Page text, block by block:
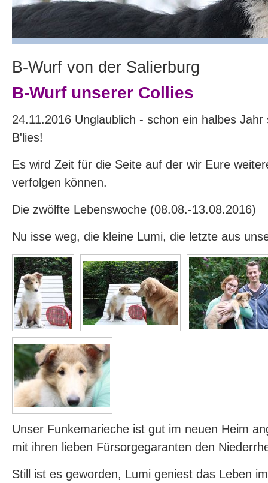
B-Wurf von der Salierburg
B-Wurf unserer Collies
24.11.2016 Unglaublich - schon ein halbes
B'lies!
Es wird Zeit für die Seite auf der wir Eure
verfolgen können.
Die zwölfte Lebenswoche (08.08.-13.08.2016)
Nu isse weg, die kleine Lumi, die letzte aus
Unser Funkemarieche ist gut im neuen Heim
mit ihren lieben Fürsorgegaranten den
Still ist es geworden, Lumi geniest das Leben